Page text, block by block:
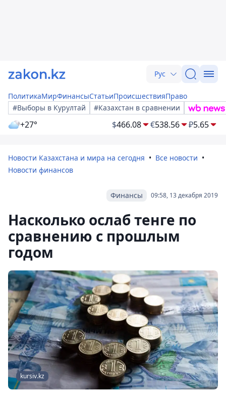
Рус
ПолитикаМирФинансыСтатьиПроисшествияПраво
#Выборы в Курултай
#Казахстан в сравнении
+27° $466.08 €538.56 ₽5.65
Новости Казахстана и мира на сегодня
Все новости
Новости финансов
09:58, 13 декабря 2019
Финансы
Насколько ослаб тенге по
сравнению с прошлым
годом
kursiv.kz